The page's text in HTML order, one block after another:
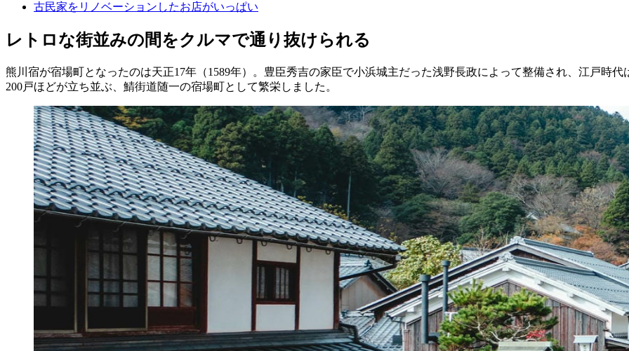
古民家をリノベーションしたお店がいっぱい
レトロな街並みの間をクルマで通り抜けられる
熊川宿が宿場町となったのは天正17年（1589年）。豊臣秀吉の家臣で小浜城主だった浅野長政によって整備され、江戸時代
200戸ほどが立ち並ぶ、鯖街道随一の宿場町として繁栄しました。